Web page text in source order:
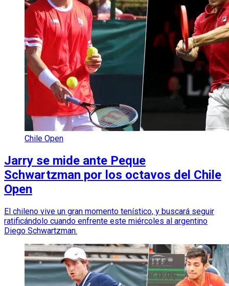
Chile Open
Jarry se mide ante Peque
Schwartzman por los octavos del Chile
Open
El chileno vive un gran momento tenístico, y buscará seguir
ratificándolo cuando enfrente este miércoles al argentino
Diego Schwartzman.